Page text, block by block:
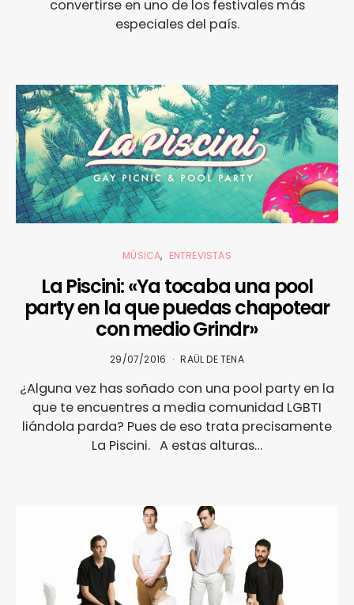
convertirse en uno de los festivales más
especiales del país.
MÚSICA ENTREVISTAS
La Piscini: «Ya tocaba una pool
party en la que puedas chapotear
con medio Grindr»
29/07/2016 RAÜL DE TENA
¿Alguna vez has soñado con una pool party en la
que te encuentres a media comunidad LGBTI
liándola parda? Pues de eso trata precisamente
La Piscini. A estas alturas…